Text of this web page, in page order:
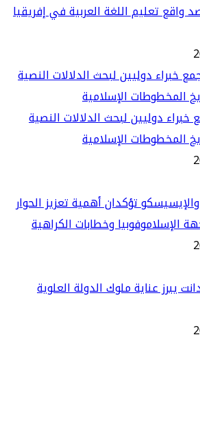
اللغة العربية في إفريقيا
لبحث الدلالات النصية
الإسلامية
تؤكدان أهمية تعزيز الحوار
وخطابات الكراهية
ملوك الدولة العلوية